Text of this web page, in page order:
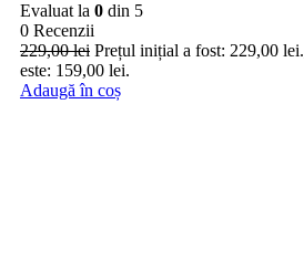
Evaluat la 0 din 5
0 Recenzii
229,00lei Prețul inițial a fost: 229,00 lei.
este: 159,00 lei.
Adaugă în coș